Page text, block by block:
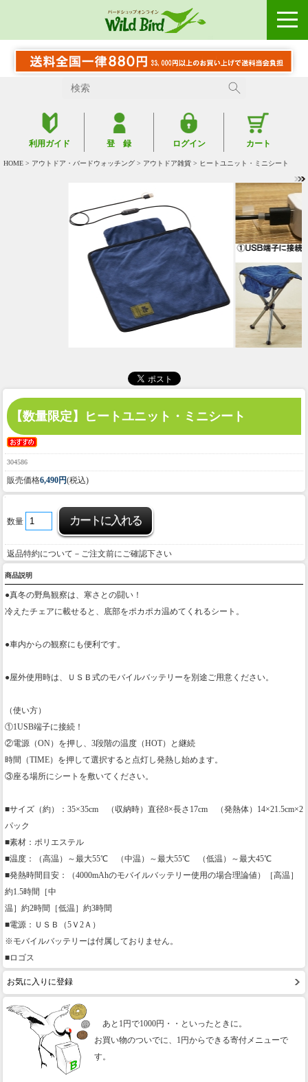
利用ガイド 登 録 ログイン カート
HOME > アウトドア・バードウォッチング > アウトドア雑貨 > ヒートユニット・ミニシート
【数量限定】 ヒートユニット・ミニシート
304586
販売価格6,490円(税込)
数量
返品特約について－ご注文前にご確認下さい
商品説明
●真冬の野鳥観察は、寒さとの闘い！
冷えたチェアに載せると、底部をポカポカ温めてくれるシート。
●車内からの観察にも便利です。
●屋外使用時は、ＵＳＢ式のモバイルバッテリーを別途ご用意ください。
（使い方）
①1USB端子に接続！
②電源（ON）を押し、3段階の温度（HOT）と継続
時間（TIME）を押して選択すると点灯し発熱し始めます。
③座る場所にシートを敷いてください。
■サイズ（約）：35×35cm （収納時）直径8×長さ17cm （発熱体）14×21.5cm×2
パック
■素材：ポリエステル
■温度：（高温）～最大55℃ （中温）～最大55℃ （低温）～最大45℃
■発熱時間目安：（4000mAhのモバイルバッテリー使用の場合理論値）［高温］
約1.5時間［中
温］約2時間［低温］約3時間
■電源：ＵＳＢ（5Ｖ2Ａ）
※モバイルバッテリーは付属しておりません。
■ロゴス
お気に入りに登録
あと1円で1000円・・といったときに。
お買い物のついでに、1円からできる寄付メニューで
す。